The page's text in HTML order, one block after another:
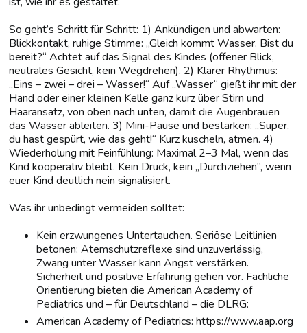
So geht’s Schritt für Schritt: 1) Ankündigen und abwarten:
Blickkontakt, ruhige Stimme: „Gleich kommt Wasser. Bist du
bereit?“ Achtet auf das Signal des Kindes (offener Blick,
neutrales Gesicht, kein Wegdrehen). 2) Klarer Rhythmus:
„Eins – zwei – drei – Wasser!“ Auf „Wasser“ gießt ihr mit der
Hand oder einer kleinen Kelle ganz kurz über Stirn und
Haaransatz, von oben nach unten, damit die Augenbrauen
das Wasser ableiten. 3) Mini-Pause und bestärken: „Super,
du hast gespürt, wie das geht!“ Kurz kuscheln, atmen. 4)
Wiederholung mit Feinfühlung: Maximal 2–3 Mal, wenn das
Kind kooperativ bleibt. Kein Druck, kein „Durchziehen“, wenn
euer Kind deutlich nein signalisiert.
Was ihr unbedingt vermeiden solltet:
Kein erzwungenes Untertauchen. Seriöse Leitlinien
betonen: Atemschutzreflexe sind unzuverlässig,
Zwang unter Wasser kann Angst verstärken.
Sicherheit und positive Erfahrung gehen vor. Fachliche
Orientierung bieten die American Academy of
Pediatrics und – für Deutschland – die DLRG:
American Academy of Pediatrics: https://www.aap.org